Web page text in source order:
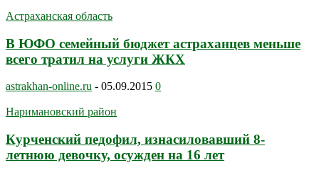
Астраханская область
В ЮФО семейный бюджет астраханцев меньше
всего тратил на услуги ЖКХ
astrakhan-online.ru - 05.09.2015 0
Наримановский район
Курченский педофил, изнасиловавший 8-
летнюю девочку, осужден на 16 лет